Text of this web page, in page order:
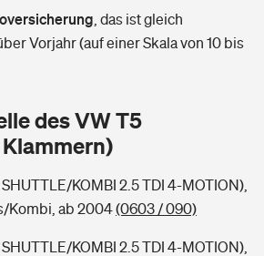
gefährdet ist Ihr Haus?
Versicherer finden
Geld bekomme ich im Alter?
das ist gleich
Vorjahr (auf einer Skala von 10 bis
des VW T5
KOMBI 2.5 TDI 4-MOTION),
Kombi, ab 2004(0603 / 090)
KOMBI 2.5 TDI 4-MOTION),